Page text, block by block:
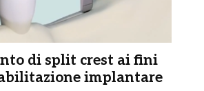
di split crest ai fini
implantare